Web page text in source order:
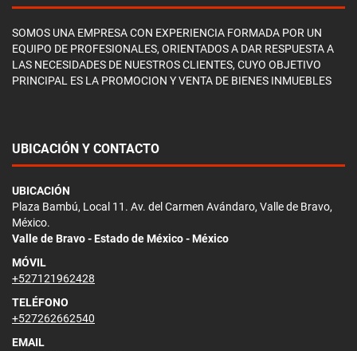
SOMOS UNA EMPRESA CON EXPERIENCIA FORMADA POR UN
EQUIPO DE PROFESIONALES, ORIENTADOS A DAR RESPUESTA A
LAS NECESIDADES DE NUESTROS CLIENTES, CUYO OBJETIVO
PRINCIPAL ES LA PROMOCION Y VENTA DE BIENES INMUEBLES
UBICACIÓN Y CONTACTO
UBICACIÓN
Plaza Bambú, Local 11. Av. del Carmen Avándaro, Valle de Bravo,
México.
Valle de Bravo - Estado de México - México
MÓVIL
+527121962428
TELÉFONO
+527262662540
EMAIL